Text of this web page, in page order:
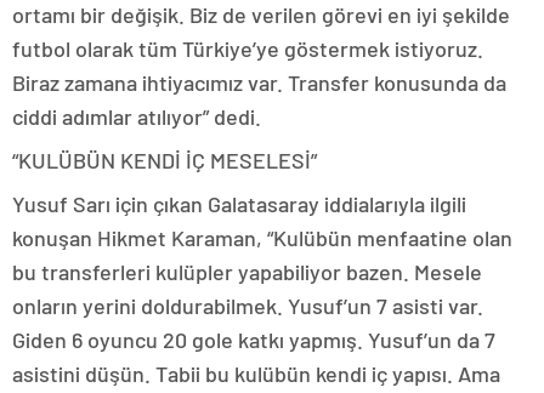
ortamı bir değişik. Biz de verilen görevi en iyi şekilde
futbol olarak tüm Türkiye’ye göstermek istiyoruz.
Biraz zamana ihtiyacımız var. Transfer konusunda da
ciddi adımlar atılıyor” dedi.
“KULÜBÜN KENDİ İÇ MESELESİ”
Yusuf Sarı için çıkan Galatasaray iddialarıyla ilgili
konuşan Hikmet Karaman, “Kulübün menfaatine olan
bu transferleri kulüpler yapabiliyor bazen. Mesele
onların yerini doldurabilmek. Yusuf’un 7 asisti var.
Giden 6 oyuncu 20 gole katkı yapmış. Yusuf’un da 7
asistini düşün. Tabii bu kulübün kendi iç yapısı. Ama